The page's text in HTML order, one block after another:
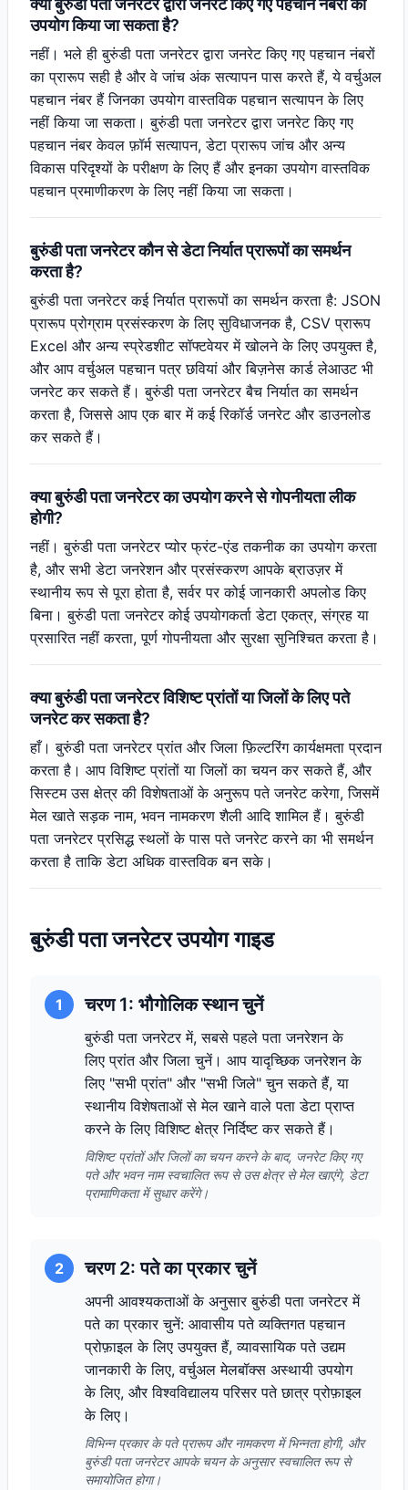
क्या बुरुंडी पता जनरेटर द्वारा जनरेट किए गए पहचान नंबरों का
उपयोग किया जा सकता है?
नहीं। भले ही बुरुंडी पता जनरेटर द्वारा जनरेट किए गए पहचान नंबरों
का प्रारूप सही है और वे जांच अंक सत्यापन पास करते हैं, ये वर्चुअल
पहचान नंबर हैं जिनका उपयोग वास्तविक पहचान सत्यापन के लिए
नहीं किया जा सकता। बुरुंडी पता जनरेटर द्वारा जनरेट किए गए
पहचान नंबर केवल फ़ॉर्म सत्यापन, डेटा प्रारूप जांच और अन्य
विकास परिदृश्यों के परीक्षण के लिए हैं और इनका उपयोग वास्तविक
पहचान प्रमाणीकरण के लिए नहीं किया जा सकता।
बुरुंडी पता जनरेटर कौन से डेटा निर्यात प्रारूपों का समर्थन
करता है?
बुरुंडी पता जनरेटर कई निर्यात प्रारूपों का समर्थन करता है: JSON
प्रारूप प्रोग्राम प्रसंस्करण के लिए सुविधाजनक है, CSV प्रारूप
Excel और अन्य स्प्रेडशीट सॉफ्टवेयर में खोलने के लिए उपयुक्त है,
और आप वर्चुअल पहचान पत्र छवियां और बिज़नेस कार्ड लेआउट भी
जनरेट कर सकते हैं। बुरुंडी पता जनरेटर बैच निर्यात का समर्थन
करता है, जिससे आप एक बार में कई रिकॉर्ड जनरेट और डाउनलोड
कर सकते हैं।
क्या बुरुंडी पता जनरेटर का उपयोग करने से गोपनीयता लीक
होगी?
नहीं। बुरुंडी पता जनरेटर प्योर फ्रंट-एंड तकनीक का उपयोग करता
है, और सभी डेटा जनरेशन और प्रसंस्करण आपके ब्राउज़र में
स्थानीय रूप से पूरा होता है, सर्वर पर कोई जानकारी अपलोड किए
बिना। बुरुंडी पता जनरेटर कोई उपयोगकर्ता डेटा एकत्र, संग्रह या
प्रसारित नहीं करता, पूर्ण गोपनीयता और सुरक्षा सुनिश्चित करता है।
क्या बुरुंडी पता जनरेटर विशिष्ट प्रांतों या जिलों के लिए पते
जनरेट कर सकता है?
हाँ। बुरुंडी पता जनरेटर प्रांत और जिला फ़िल्टरिंग कार्यक्षमता प्रदान
करता है। आप विशिष्ट प्रांतों या जिलों का चयन कर सकते हैं, और
सिस्टम उस क्षेत्र की विशेषताओं के अनुरूप पते जनरेट करेगा, जिसमें
मेल खाते सड़क नाम, भवन नामकरण शैली आदि शामिल हैं। बुरुंडी
पता जनरेटर प्रसिद्ध स्थलों के पास पते जनरेट करने का भी समर्थन
करता है ताकि डेटा अधिक वास्तविक बन सके।
बुरुंडी पता जनरेटर उपयोग गाइड
1 चरण 1: भौगोलिक स्थान चुनें
बुरुंडी पता जनरेटर में, सबसे पहले पता जनरेशन के
लिए प्रांत और जिला चुनें। आप यादृच्छिक जनरेशन के
लिए "सभी प्रांत" और "सभी जिले" चुन सकते हैं, या
स्थानीय विशेषताओं से मेल खाने वाले पता डेटा प्राप्त
करने के लिए विशिष्ट क्षेत्र निर्दिष्ट कर सकते हैं।
विशिष्ट प्रांतों और जिलों का चयन करने के बाद, जनरेट किए गए
पते और भवन नाम स्वचालित रूप से उस क्षेत्र से मेल खाएंगे, डेटा
प्रामाणिकता में सुधार करेंगे।
2 चरण 2: पते का प्रकार चुनें
अपनी आवश्यकताओं के अनुसार बुरुंडी पता जनरेटर में
पते का प्रकार चुनें: आवासीय पते व्यक्तिगत पहचान
प्रोफ़ाइल के लिए उपयुक्त हैं, व्यावसायिक पते उद्यम
जानकारी के लिए, वर्चुअल मेलबॉक्स अस्थायी उपयोग
के लिए, और विश्वविद्यालय परिसर पते छात्र प्रोफ़ाइल
के लिए।
विभिन्न प्रकार के पते प्रारूप और नामकरण में भिन्नता होगी, और
बुरुंडी पता जनरेटर आपके चयन के अनुसार स्वचालित रूप से
समायोजित होगा।